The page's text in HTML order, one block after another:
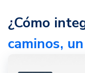
¿Cómo
caminos,